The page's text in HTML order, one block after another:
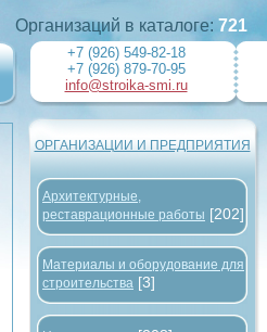
Организаций в каталоге: 721
+7 (926) 549-82-18
+7 (926) 879-70-95
info@stroika-smi.ru
ОРГАНИЗАЦИИ И ПРЕДПРИЯТИЯ
Архитектурные,
реставрационные работы [202]
Материалы и оборудование для
строительства [3]